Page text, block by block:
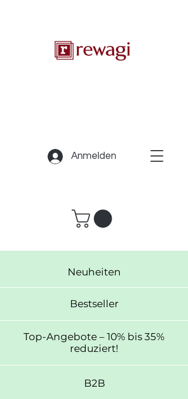
Neuheiten
Bestseller
Top-Angebote – 10% bis 35%
reduziert!
B2B
Anmelden